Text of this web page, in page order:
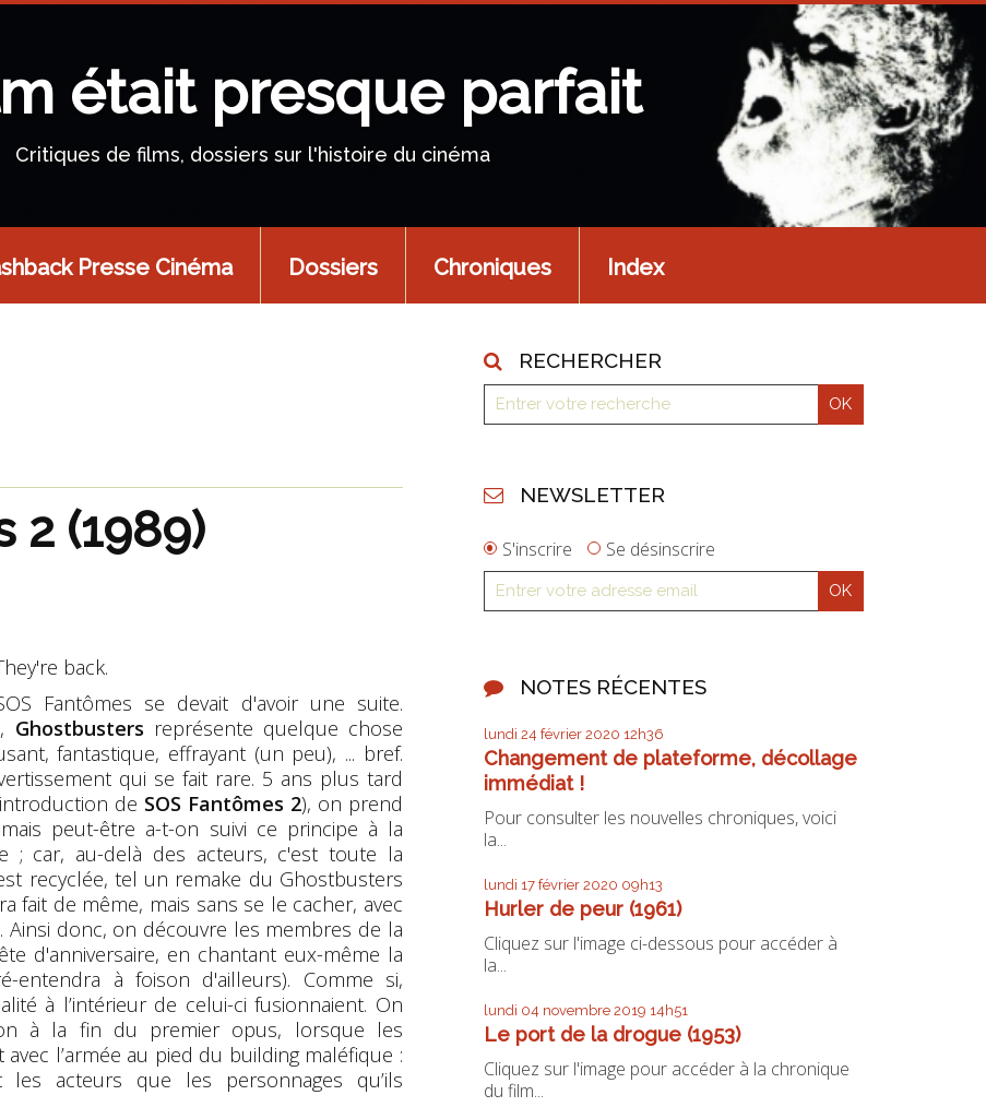
était presque parfait
Critiques de films, dossiers sur l'histoire du cinéma
Presse Cinéma Dossiers Chroniques Index
2 (1989)
back.
Fantômes se devait d'avoir une suite.
Ghostbusters représente quelque chose
fantastique, effrayant (un peu), ... bref.
qui se fait rare. 5 ans plus tard
de SOS Fantômes 2), on prend
peut-être a-t-on suivi ce principe à la
; car, au-delà des acteurs, c'est toute la
recyclée, tel un remake du Ghostbusters
fait de même, mais sans se le cacher, avec
Ainsi donc, on découvre les membres de la
d'anniversaire, en chantant eux-même la
à foison d'ailleurs). Comme si,
à l’intérieur de celui-ci fusionnaient. On
à la fin du premier opus, lorsque les
l’armée au pied du building maléfique :
acteurs que les personnages qu’ils
RECHERCHER
NEWSLETTER
S'inscrire Se désinscrire
NOTES RÉCENTES
lundi 24 février 2020 12h36
Changement de plateforme, décollage
immédiat !
Pour consulter les nouvelles chroniques, voici
la...
lundi 17 février 2020 09h13
Hurler de peur (1961)
Cliquez sur l'image ci-dessous pour accéder à
la...
lundi 04 novembre 2019 14h51
Le port de la drogue (1953)
Cliquez sur l'image pour accéder à la chronique
du film...